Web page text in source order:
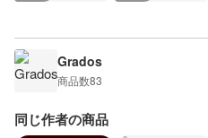
Grados
商品数83
同じ作者の商品